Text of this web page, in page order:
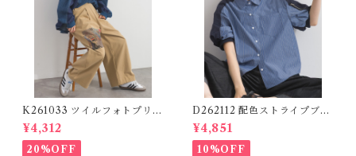
K261033 ツイルフォトプリン
トイージーテーパードパンツ /
Twill Photo Print Easy Tap
ered Pants
¥4,312
20%OFF
D262112 配色ストライプブラ
ウス / Color Block Stripe R
elaxed Blouse 【re-stock】
¥4,851
10%OFF